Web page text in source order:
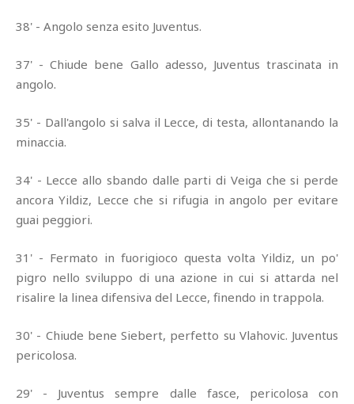
38' - Angolo senza esito Juventus.
37' - Chiude bene Gallo adesso, Juventus trascinata in
angolo.
35' - Dall'angolo si salva il Lecce, di testa, allontanando la
minaccia.
34' - Lecce allo sbando dalle parti di Veiga che si perde
ancora Yildiz, Lecce che si rifugia in angolo per evitare
guai peggiori.
31' - Fermato in fuorigioco questa volta Yildiz, un po'
pigro nello sviluppo di una azione in cui si attarda nel
risalire la linea difensiva del Lecce, finendo in trappola.
30' - Chiude bene Siebert, perfetto su Vlahovic. Juventus
pericolosa.
29' - Juventus sempre dalle fasce, pericolosa con